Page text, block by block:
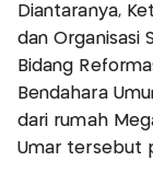
Diantaranya,
dan Organisasi
Bidang
Bendahara
dari rumah
Umar tersebut